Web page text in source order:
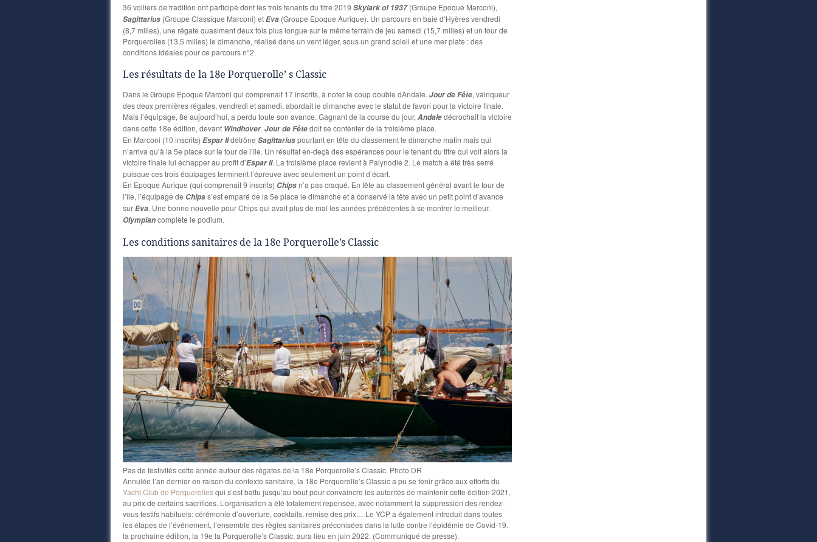
36 voiliers de tradition ont participé dont les trois tenants du titre 2019 Skylark of 1937(Groupe Epoque Marconi),
Sagittarius (Groupe Classique Marconi) etEva (Groupe Epoque Aurique). Un parcours en baie d’Hyères vendredi
(8,7 milles), une régate quasiment deux fois plus longue sur le même terrain de jeu samedi (15,7 milles) et un tour de
Porquerolles (13,5 milles) le dimanche, réalisé dans un vent léger, sous un grand soleil et une mer plate : des
conditions idéales pour ce parcours n°2.
Les résultats de la 18e Porquerolle’ s Classic
Dans le Groupe Epoque Marconi qui comprenait 17 inscrits, à noter le coup double dAndale. Jour de Fête, vainqueur
des deux premières régates, vendredi et samedi, abordait le dimanche avec le statut de favori pour la victoire finale.
Mais l’équipage, 8e aujourd’hui, a perdu toute son avance. Gagnant de la course du jour, Andaledécrochait la victoire
dans cette 18e édition, devant Windhover. Jour de Fêtedoit se contenter de la troisième place.
En Marconi (10 inscrits) Espar IIdétrône Sagittariuspourtant en tête du classement le dimanche matin mais qui
n’arriva qu’à la 5e place sur le tour de l’île. Un résultat en-deçà des espérances pour le tenant du titre qui voit alors la
victoire finale lui échapper au profit d’Espar II. La troisième place revient à Palynodie 2. Le match a été très serré
puisque ces trois équipages terminent l’épreuve avec seulement un point d’écart.
En Epoque Aurique (qui comprenait 9 inscrits) Chipsn’a pas craqué. En tête au classement général avant le tour de
l’île, l’équipage de Chipss’est emparé de la 5e place le dimanche et a conservé la tête avec un petit point d’avance
surEva. Une bonne nouvelle pour Chips qui avait plus de mal les années précédentes à se montrer le meilleur.
Olympiancomplète le podium.
Les conditions sanitaires de la 18e Porquerolle’s Classic
Pas de festivités cette année autour des régates de la 18e Porquerolle’s Classic. Photo DR
Annulée l’an dernier en raison du contexte sanitaire, la 18e Porquerolle’s Classic a pu se tenir grâce aux efforts du
Yacht Club de Porquerollesqui s’est battu jusqu’au bout pour convaincre les autorités de maintenir cette édition 2021,
au prix de certains sacrifices. L’organisation a été totalement repensée, avec notamment la suppression des rendez-
vous festifs habituels: cérémonie d’ouverture, cocktails, remise des prix… Le YCP a également introduit dans toutes
les étapes de l’événement, l’ensemble des règles sanitaires préconisées dans la lutte contre l’épidémie de Covid-19.
la prochaine édition, la 19e la Porquerolle’s Classic, aura lieu en juin 2022. (Communiqué de presse).